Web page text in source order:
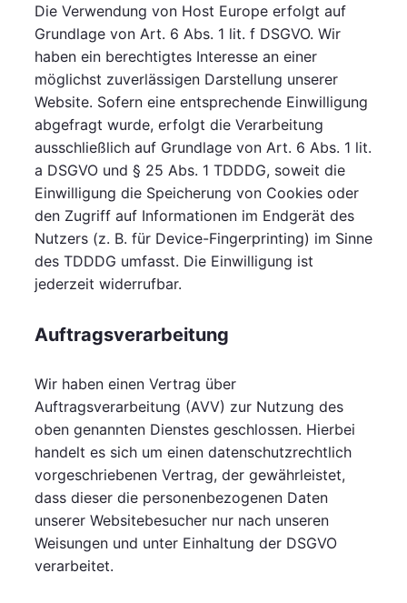
Die Verwendung von Host Europe erfolgt auf
Grundlage von Art. 6 Abs. 1 lit. f DSGVO. Wir
haben ein berechtigtes Interesse an einer
möglichst zuverlässigen Darstellung unserer
Website. Sofern eine entsprechende Einwilligung
abgefragt wurde, erfolgt die Verarbeitung
ausschließlich auf Grundlage von Art. 6 Abs. 1 lit.
a DSGVO und § 25 Abs. 1 TDDDG, soweit die
Einwilligung die Speicherung von Cookies oder
den Zugriff auf Informationen im Endgerät des
Nutzers (z. B. für Device-Fingerprinting) im Sinne
des TDDDG umfasst. Die Einwilligung ist
jederzeit widerrufbar.
Auftragsverarbeitung
Wir haben einen Vertrag über
Auftragsverarbeitung (AVV) zur Nutzung des
oben genannten Dienstes geschlossen. Hierbei
handelt es sich um einen datenschutzrechtlich
vorgeschriebenen Vertrag, der gewährleistet,
dass dieser die personenbezogenen Daten
unserer Websitebesucher nur nach unseren
Weisungen und unter Einhaltung der DSGVO
verarbeitet.